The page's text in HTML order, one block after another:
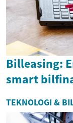
Billeasing:
smart
TEKNOLOGI &